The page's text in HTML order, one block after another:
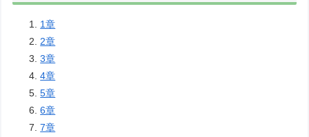
1章
2章
3章
4章
5章
6章
7章